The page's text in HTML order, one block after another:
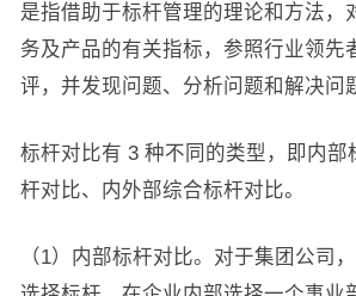
是指借助于标杆管理的理论和方法，
务及产品的有关指标，参照行业领先
评，并发现问题、分析问题和解决问
标杆对比有 3 种不同的类型，即内部
杆对比、内外部综合标杆对比。
（1）内部标杆对比。对于集团公司